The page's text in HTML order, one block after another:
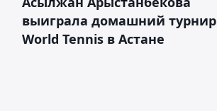
выиграла домашний турнир
World Tennis в Астане